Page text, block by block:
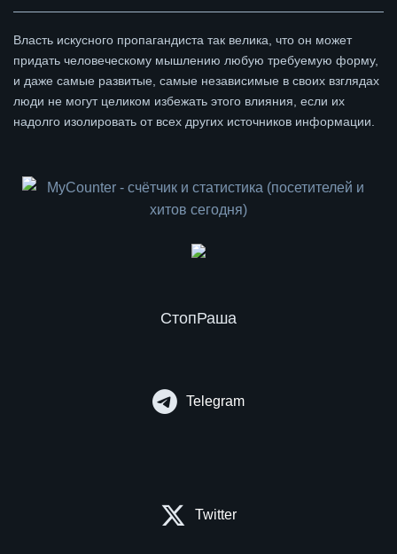
Власть искусного пропагандиста так велика, что он может
придать человеческому мышлению любую требуемую форму,
и даже самые развитые, самые независимые в своих взглядах
люди не могут целиком избежать этого влияния, если их
надолго изолировать от всех других источников информации.
СтопРаша
Telegram
Twitter